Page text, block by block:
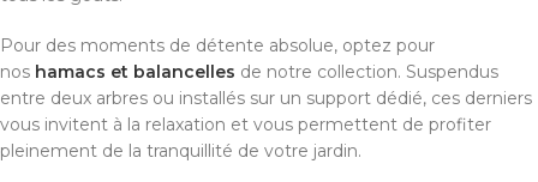
Pour des moments de détente absolue, optez pour
nos hamacs et balancelles de notre collection. Suspendus
entre deux arbres ou installés sur un support dédié, ces derniers
vous invitent à la relaxation et vous permettent de profiter
pleinement de la tranquillité de votre jardin.